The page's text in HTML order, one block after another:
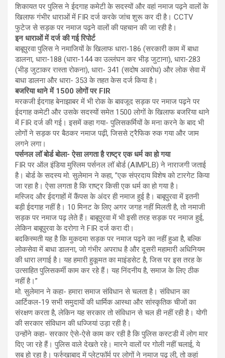
शिकायत पर पुलिस ने ईदगाह कमेटी के सदस्यों और वहां नमाज पढ़ने वालों के
खिलाफ गंभीर धाराओं में FIR दर्ज करके जांच शुरू कर दी है। CCTV
फुटेज से सड़क पर नमाज पढ़ने वालों की पहचान की जा रही है।
इन धाराओं में दर्ज की गई रिपोर्ट
बाबूपुरवा पुलिस ने नमाजियों के खिलाफ धारा-186 (सरकारी काम में बाधा
डालना, धारा-188 (धारा-144 का उल्लंघन कर भीड़ जुटाना), धारा-283
(भीड़ जुटाकर रास्ता रोकना), धारा- 341 (सदोष अवरोध) और लोक सेवा में
बाधा डालना और धारा- 353 के तहत केस दर्ज किया है।
बजरिया थाने में 1500 लोगों पर FIR
मरकजी ईदगाह बेनाझाबर में भी रोक के बावजूद सड़क पर नमाज पढ़ने पर
ईदगाह कमेटी और उसके सदस्यों समेत 1500 लोगों के खिलाफ बजरिया थाने
में FIR दर्ज की गई। इसमें कहा गया- पुलिसकर्मियों के मना करने के बाद भी
लोगों ने सड़क पर बैठकर नमाज पढ़ी, जिससे ट्रैफिक रुक गया और जाम
लगने लगा।
पर्सनल लॉ बोर्ड बोला- ऐसा लगता है राष्ट्र एक धर्म का हो गया
FIR पर ऑल इंडिया मुस्लिम पर्सनल लॉ बोर्ड (AIMPLB) ने नाराजगी जताई
है। बोर्ड के सदस्य मो. सुलेमान ने कहा, ”एक संप्रदाय विशेष को टारगेट किया
जा रहा है। ऐसा लगता है कि राष्ट्र किसी एक धर्म का हो गया है।
मस्जिद और ईदगाहों में कैंपस के अंदर ही नमाज हुई है। बाबूपुरवा में इतनी
बड़ी ईदगाह नहीं है। 10 मिनट के लिए अगर जगह नहीं मिलती है, तो नमाजी
सड़क पर नमाज पढ़ लेते हैं। बाबूपुरवा में भी इसी तरह सड़क पर नमाज हुई,
लेकिन बाबूपुरवा के दरोगा ने FIR दर्ज करा दी।
बदकिस्मती यह है कि मुकदमा सड़क पर नमाज पढ़ने का नहीं हुआ है, बल्कि
लोकसेवा में बाधा डालना, जो गंभीर अपराध है और दूसरी महामारी अधिनियम
की धारा लगाई है। यह हमारी हुकूमत का माइंडसेट है, ​​​​​​जिस पर इस तरह के
उत्साहित पुलिसकर्मी काम कर रहे हैं। यह निंदनीय है, समाज के लिए ठीक
नहीं है।”
मो. सुलेमान ने कहा- हमारा समाज संविधान से चलता है। संविधान का
आर्टिकल-19 सभी समुदायों की धार्मिक आस्था और सांस्कृतिक चीजों का
संरक्षण करता है, लेकिन यह सरकार तो संविधान से चल ही नहीं रही है। योगी
की सरकार संविधान की धज्जियां उड़ा रही है।
उन्होंने कहा- सरकार ऐसे-ऐसे काम कर रही है कि पुलिस कस्टडी में लोग मार
दिए जा रहे हैं। पुलिस वाले देखते रहे। मारने वालों पर गोली नहीं चलाई, ये
सब हो रहा है। फर्रुखाबाद में प्लेटफॉर्म पर लोगों ने नमाज पढ़ ली, तो कहां